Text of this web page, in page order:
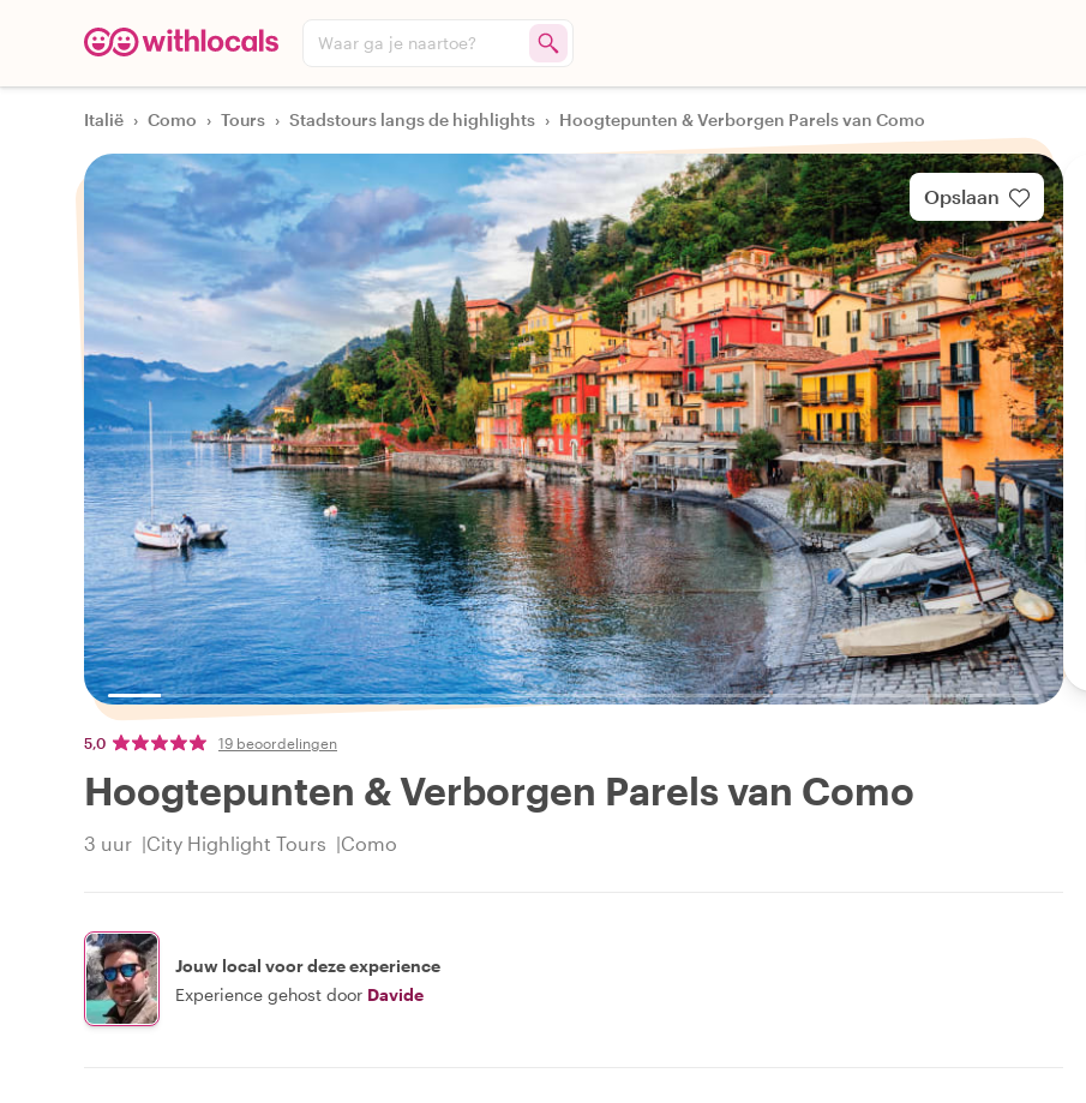
Waar ga je naartoe?
Italië › Como › Tours › Stadstours langs de highlights › Hoogtepunten & Verborgen Parels van Como
Opslaan
5,0 19 beoordelingen
Hoogtepunten & Verborgen Parels van Como
3 uur City Highlight Tours Como
Jouw local voor deze experience
Experience gehost door Davide